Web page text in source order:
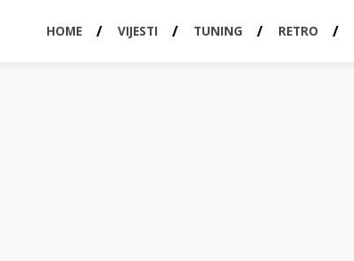
HOME VIJESTI TUNING RETRO